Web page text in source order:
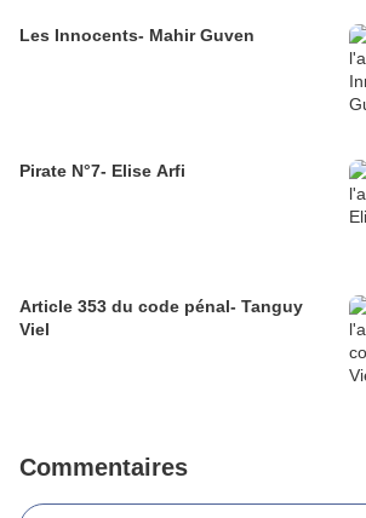
Les Innocents- Mahir Guven
Pirate N°7- Elise Arfi
Article 353 du code pénal- Tanguy
Viel
Commentaires